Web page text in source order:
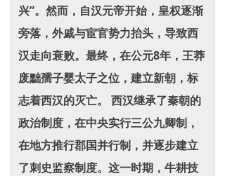
兴”。然而，自汉元帝开始，皇权逐渐
旁落，外戚与宦官势力抬头，导致西
汉走向衰败。最终，在公元8年，王莽
废黜孺子婴太子之位，建立新朝，标
志着西汉的灭亡。 西汉继承了秦朝的
政治制度，在中央实行三公九卿制，
在地方推行郡国并行制，并逐步建立
了刺史监察制度。这一时期，牛耕技